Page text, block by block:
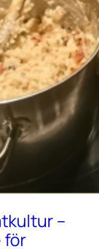
–
för